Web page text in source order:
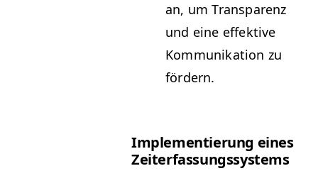
an, um Trans­parenz
und eine effek­tive
Kom­mu­nika­tion zu
fördern.
Imple­men­tierung eines
Zeiterfassungssystems